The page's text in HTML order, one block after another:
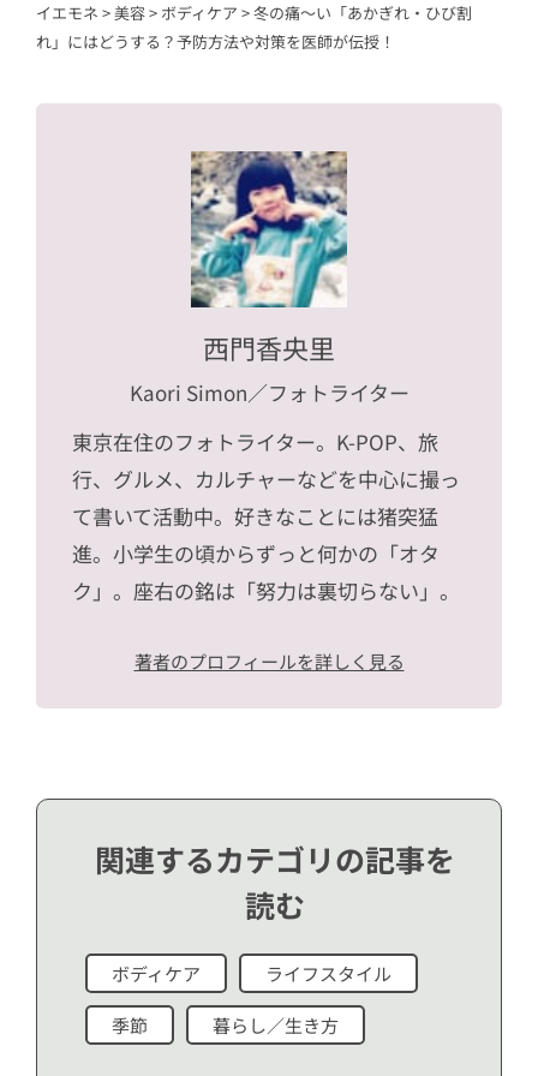
イエモネ >美容> ボディケア >冬の痛〜い「あかぎれ・ひび割
れ」にはどうする？予防方法や対策を医師が伝授！
西門香央里
Kaori Simon／フォトライター
東京在住のフォトライター。K-POP、旅
行、グルメ、カルチャーなどを中心に撮っ
て書いて活動中。好きなことには猪突猛
進。小学生の頃からずっと何かの「オタ
ク」。座右の銘は「努力は裏切らない」。
著者のプロフィールを詳しく見る
関連するカテゴリの記事を
読む
ボディケア ライフスタイル
季節 暮らし／生き方